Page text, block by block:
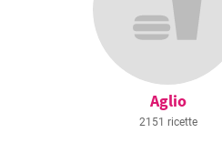
Aglio
2151 ricette